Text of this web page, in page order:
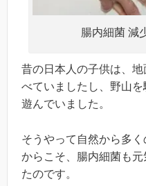
腸内細菌 減
昔の日本人の子供は、
べていましたし、野山
遊んでいました。
そうやって自然から多
からこそ、腸内細菌も
たのです。